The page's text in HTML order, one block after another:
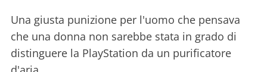
Una giusta punizione per l'uomo che pensava
che una donna non sarebbe stata in grado di
distinguere la PlayStation da un purificatore